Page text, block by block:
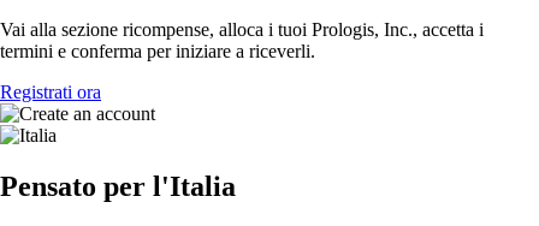
Vai alla sezione ricompense, alloca i tuoi Prologis, Inc., accetta i
termini e conferma per iniziare a riceverli.
Registrati ora
Pensato per l'Italia